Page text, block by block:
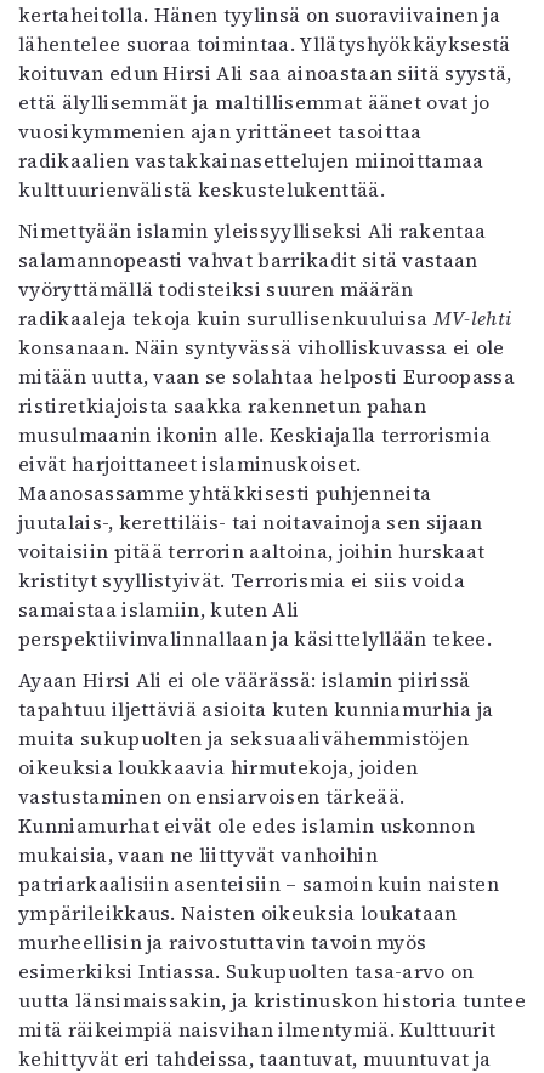
kertaheitolla. Hänen tyylinsä on suoraviivainen ja
lähentelee suoraa toimintaa. Yllätyshyökkäyksestä
koituvan edun Hirsi Ali saa ainoastaan siitä syystä,
että älyllisemmät ja maltillisemmat äänet ovat jo
vuosikymmenien ajan yrittäneet tasoittaa
radikaalien vastakkainasettelujen miinoittamaa
kulttuurienvälistä keskustelukenttää.
Nimettyään islamin yleissyylliseksi Ali rakentaa
salamannopeasti vahvat barrikadit sitä vastaan
vyöryttämällä todisteiksi suuren määrän
radikaaleja tekoja kuin surullisenkuuluisa MV-lehti
konsanaan. Näin syntyvässä viholliskuvassa ei ole
mitään uutta, vaan se solahtaa helposti Euroopassa
ristiretkiajoista saakka rakennetun pahan
musulmaanin ikonin alle. Keskiajalla terrorismia
eivät harjoittaneet islaminuskoiset.
Maanosassamme yhtäkkisesti puhjenneita
juutalais-, kerettiläis- tai noitavainoja sen sijaan
voitaisiin pitää terrorin aaltoina, joihin hurskaat
kristityt syyllistyivät. Terrorismia ei siis voida
samaistaa islamiin, kuten Ali
perspektiivinvalinnallaan ja käsittelyllään tekee.
Ayaan Hirsi Ali ei ole väärässä: islamin piirissä
tapahtuu iljettäviä asioita kuten kunniamurhia ja
muita sukupuolten ja seksuaalivähemmistöjen
oikeuksia loukkaavia hirmutekoja, joiden
vastustaminen on ensiarvoisen tärkeää.
Kunniamurhat eivät ole edes islamin uskonnon
mukaisia, vaan ne liittyvät vanhoihin
patriarkaalisiin asenteisiin – samoin kuin naisten
ympärileikkaus. Naisten oikeuksia loukataan
murheellisin ja raivostuttavin tavoin myös
esimerkiksi Intiassa. Sukupuolten tasa-arvo on
uutta länsimaissakin, ja kristinuskon historia tuntee
mitä räikeimpiä naisvihan ilmentymiä. Kulttuurit
kehittyvät eri tahdeissa, taantuvat, muuntuvat ja